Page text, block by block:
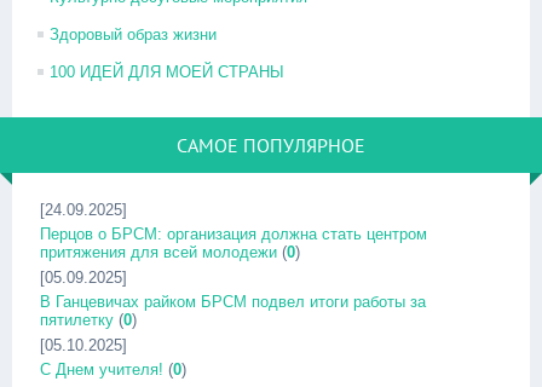
Здоровый образ жизни
100 ИДЕЙ ДЛЯ МОЕЙ СТРАНЫ
САМОЕ ПОПУЛЯРНОЕ
[24.09.2025]
Перцов о БРСМ: организация должна стать центром
притяжения для всей молодежи (0)
[05.09.2025]
В Ганцевичах райком БРСМ подвел итоги работы за
пятилетку (0)
[05.10.2025]
С Днем учителя! (0)